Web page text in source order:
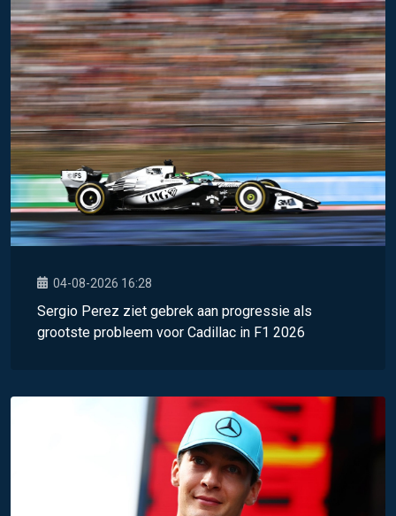
04-08-2026 16:28
Sergio Perez ziet gebrek aan progressie als
grootste probleem voor Cadillac in F1 2026